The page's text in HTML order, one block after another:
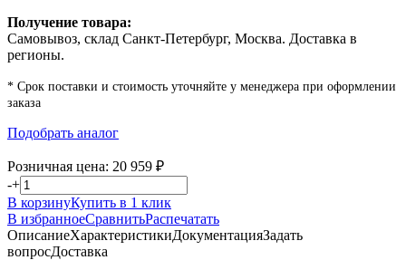
Получение товара:
Самовывоз, склад Санкт-Петербург, Москва. Доставка в
регионы.
* Срок поставки и стоимость уточняйте у менеджера при оформлении
заказа
Подобрать аналог
Розничная цена: 20 959 ₽
-+
В корзинуКупить в 1 клик
В избранноеСравнитьРаспечатать
ОписаниеХарактеристикиДокументацияЗадать
вопросДоставка